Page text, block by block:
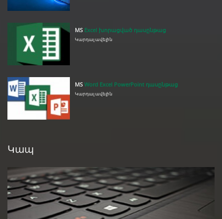
MS Excel խորացված դասընթաց
Կարդալ ավելին
MS Word Excel PowerPoint դասընթաց
Կարդալ ավելին
Կապ